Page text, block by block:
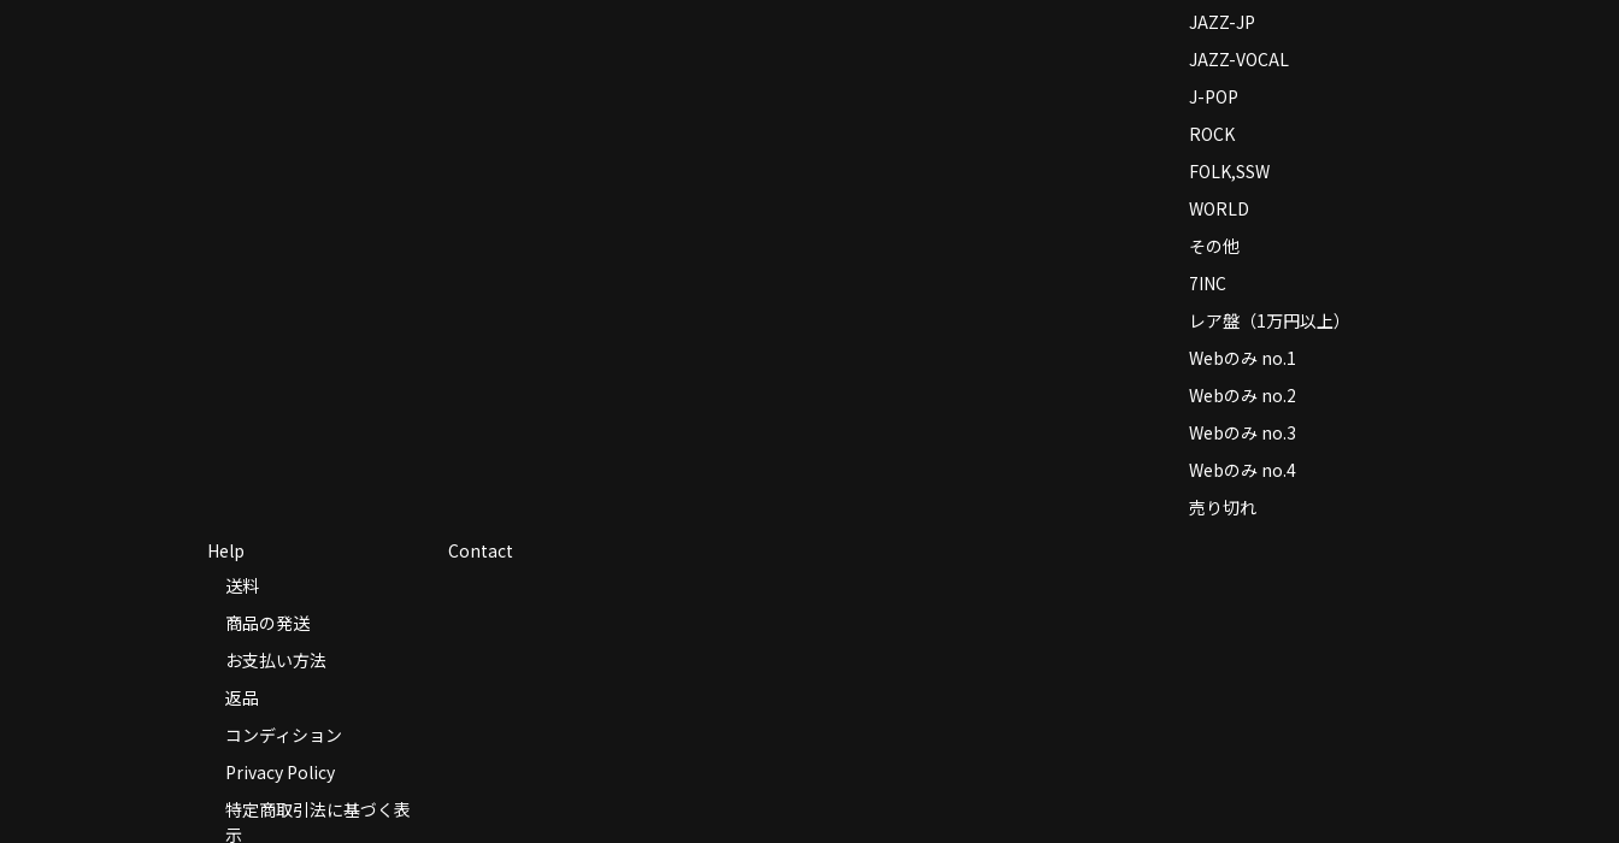
JAZZ-JP
JAZZ-VOCAL
J-POP
ROCK
FOLK,SSW
WORLD
その他
7INC
レア盤（1万円以上）
Webのみ no.1
Webのみ no.2
Webのみ no.3
Webのみ no.4
売り切れ
Help
送料
商品の発送
お支払い方法
返品
コンディション
Privacy Policy
特定商取引法に基づく表
示
Contact